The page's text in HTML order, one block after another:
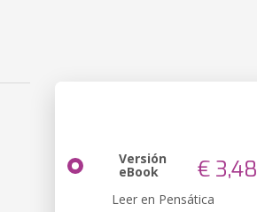
Versión
eBook € 3,48
Leer en Pensática